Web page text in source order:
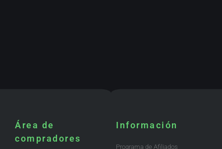
Área de
compradores
Información
Programa de Afiliados